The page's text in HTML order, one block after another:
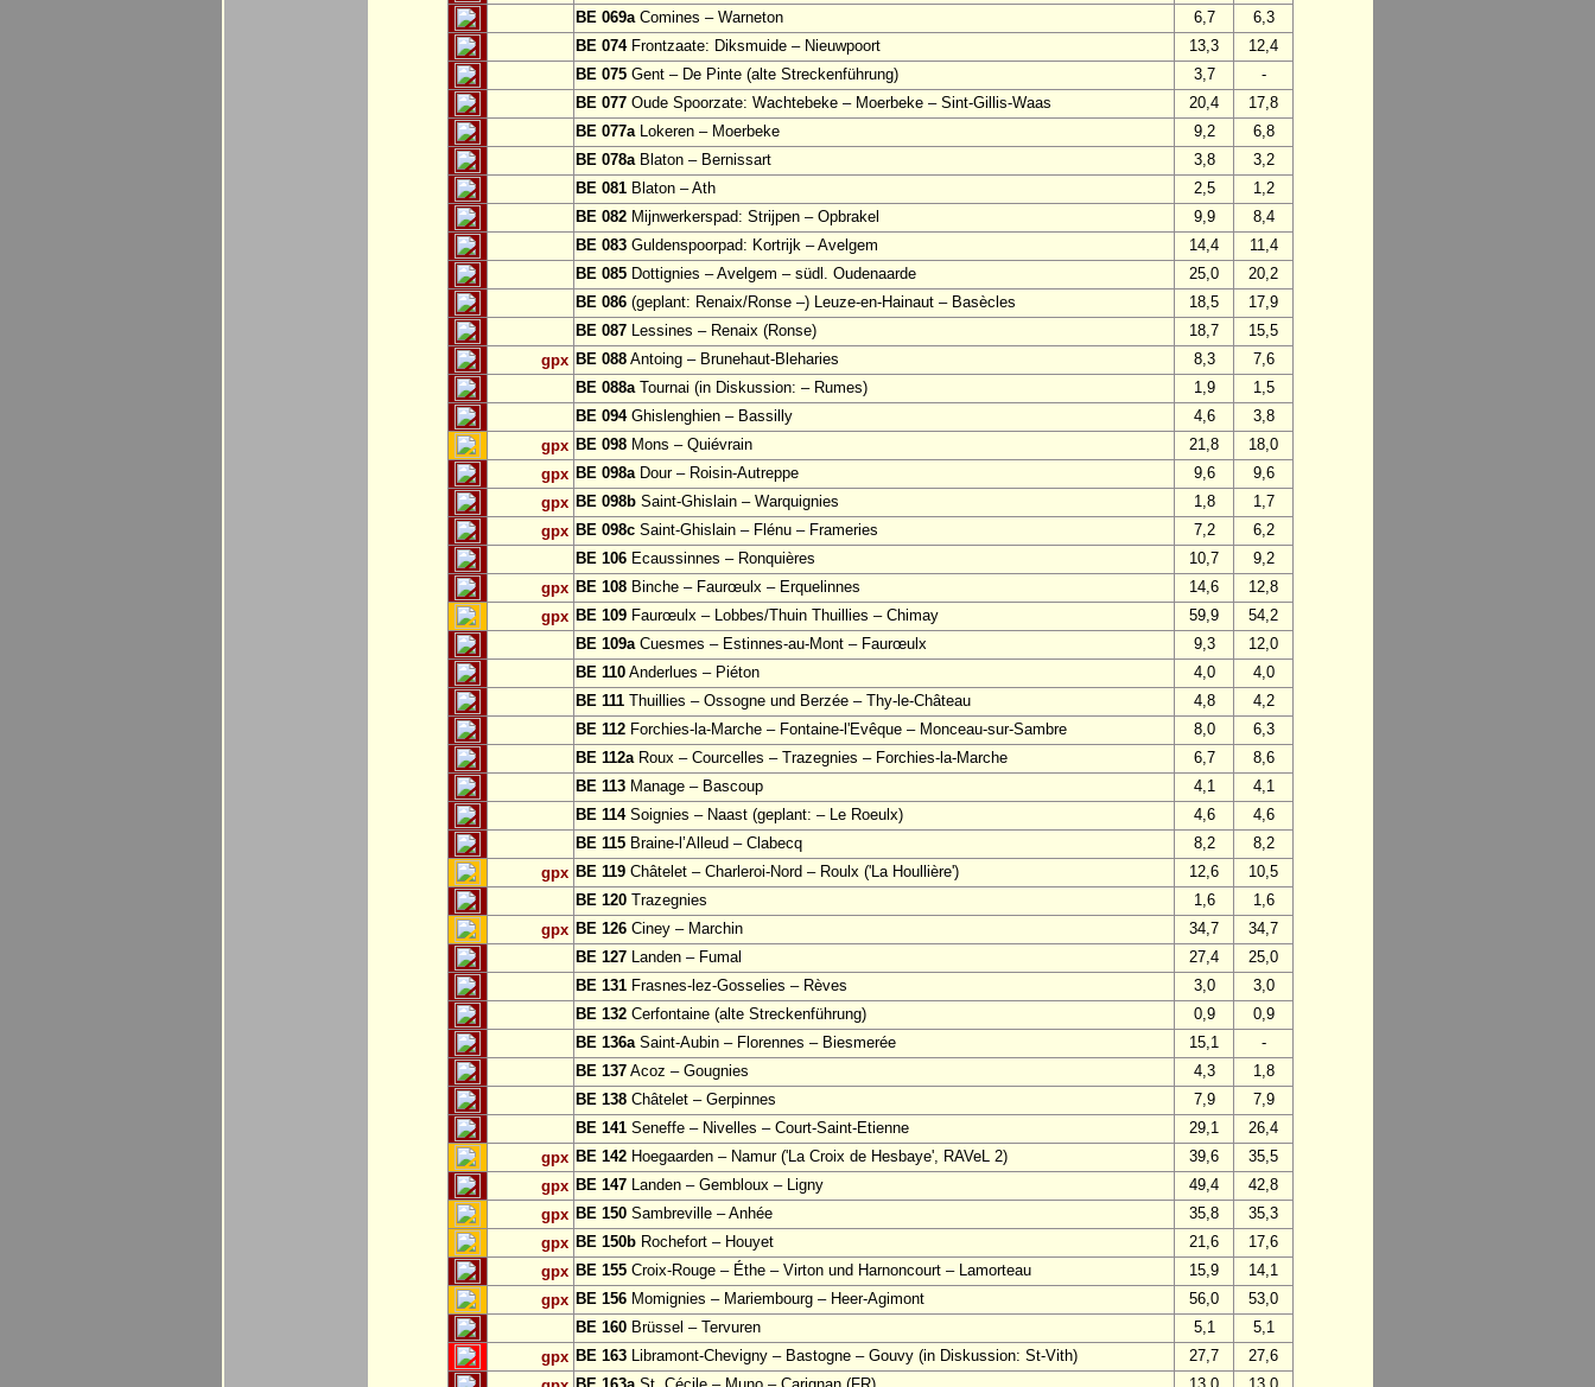
BE 069aComines – Warneton 6,7
6,3
BE 074Frontzaate: Diksmuide – Nieuwpoort 13,3
12,4
BE 075 Gent – De Pinte (alte Streckenführung) 3,7
-
BE 077 Oude Spoorzate: Wachtebeke – Moerbeke – Sint-Gillis-Waas 20,4
17,8
BE 077aLokeren – Moerbeke 9,2
6,8
BE 078aBlaton – Bernissart 3,8
3,2
BE 081 Blaton – Ath 2,5
1,2
BE 082 Mijnwerkerspad: Strijpen – Opbrakel 9,9
8,4
BE 083 Guldenspoorpad: Kortrijk – Avelgem 14,4
11,4
BE 085 Dottignies – Avelgem – südl. Oudenaarde 25,0
20,2
BE 086 (geplant: Renaix/Ronse –) Leuze-en-Hainaut – Basècles 18,5
17,9
BE 087 Lessines – Renaix (Ronse) 18,7
15,5
gpx BE 088 Antoing – Brunehaut-Bleharies 8,3
7,6
BE 088aTournai (in Diskussion: – Rumes) 1,9
1,5
BE 094Ghislenghien – Bassilly 4,6
3,8
gpx BE 098 Mons – Quiévrain 21,8
18,0
gpx BE 098aDour – Roisin-Autreppe 9,6
9,6
gpx BE 098b Saint-Ghislain – Warquignies 1,8
1,7
gpx BE 098c Saint-Ghislain – Flénu – Frameries 7,2
6,2
BE 106 Ecaussinnes – Ronquières 10,7
9,2
gpx BE 108 Binche – Faurœulx – Erquelinnes 14,6
12,8
gpx BE 109 Faurœulx – Lobbes/Thuin Thuillies – Chimay 59,9
54,2
BE 109aCuesmes – Estinnes-au-Mont – Faurœulx 9,3
12,0
BE 110 Anderlues – Piéton 4,0
4,0
BE 111 Thuillies – Ossogne und Berzée – Thy-le-Château 4,8
4,2
BE 112 Forchies-la-Marche – Fontaine-l'Evêque – Monceau-sur-Sambre 8,0
6,3
BE 112aRoux – Courcelles – Trazegnies – Forchies-la-Marche 6,7
8,6
BE 113 Manage – Bascoup 4,1
4,1
BE 114Soignies – Naast (geplant: – Le Roeulx) 4,6
4,6
BE 115 Braine-l’Alleud – Clabecq 8,2
8,2
gpx BE 119 Châtelet – Charleroi-Nord – Roulx ('La Houllière') 12,6
10,5
BE 120 Trazegnies 1,6
1,6
gpx BE 126 Ciney – Marchin 34,7
34,7
BE 127 Landen – Fumal 27,4
25,0
BE 131 Frasnes-lez-Gosselies – Rèves 3,0
3,0
BE 132 Cerfontaine (alte Streckenführung) 0,9
0,9
BE 136aSaint-Aubin – Florennes – Biesmerée 15,1
-
BE 137 Acoz – Gougnies 4,3
1,8
BE 138 Châtelet – Gerpinnes 7,9
7,9
BE 141 Seneffe – Nivelles – Court-Saint-Etienne 29,1
26,4
gpx BE 142 Hoegaarden – Namur ('La Croix de Hesbaye', RAVeL 2) 39,6
35,5
gpx BE 147 Landen – Gembloux – Ligny 49,4
42,8
gpx BE 150 Sambreville – Anhée 35,8
35,3
gpx BE 150b Rochefort – Houyet 21,6
17,6
gpx BE 155 Croix-Rouge – Éthe – Virton und Harnoncourt – Lamorteau 15,9
14,1
gpx BE 156 Momignies – Mariembourg – Heer-Agimont 56,0
53,0
BE 160 Brüssel – Tervuren 5,1
5,1
gpx BE 163 Libramont-Chevigny – Bastogne – Gouvy (in Diskussion: St-Vith) 27,7
27,6